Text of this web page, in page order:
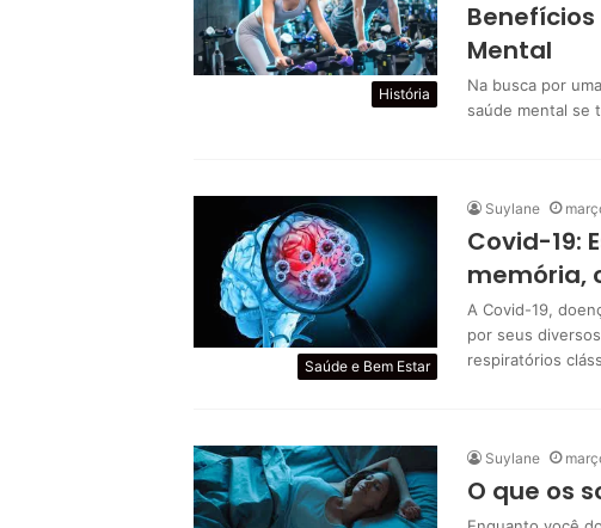
História
Mental
Na busca por
saúde mental se
Saúde e Bem Estar
Suylane
Covid-19:
memória,
A Covid-19,
por seus
respiratórios
Suylane
O que os